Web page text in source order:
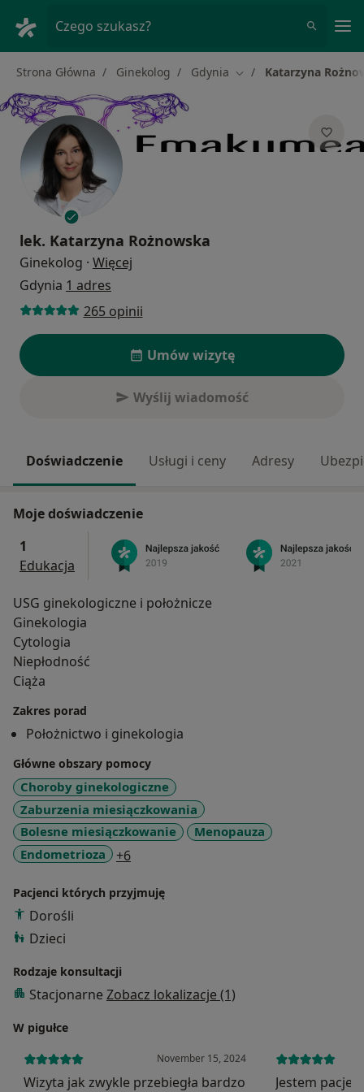
Czego szukasz?
Strona Główna Ginekolog Gdynia Zmień miasto
Katarzyna
lek. Katarzyna Rożnowska
Ginekolog · Więcej
Gdynia 1 adres
265 opinii
Umów wizytę
Wyślij wiadomość
Doświadczenie Usługi i ceny Adresy
Moje doświadczenie
1
Edukacja
USG ginekologiczne i położnicze
Ginekologia
Cytologia
Niepłodność
Ciąża
Zakres porad
Położnictwo i ginekologia
Główne obszary pomocy
Choroby ginekologiczne
Zaburzenia miesiączkowania
Bolesne miesiączkowanie
Menopauza
Endometrioza
+6a11y_sr_more_diseases
Pacjenci których przyjmuję
Dorośli
Dzieci
Rodzaje konsultacji
Stacjonarne Zobacz lokalizacje (1)
W pigułce
November 15, 2024
Wizyta jak zwykle przebiegła bardzo
Jestem